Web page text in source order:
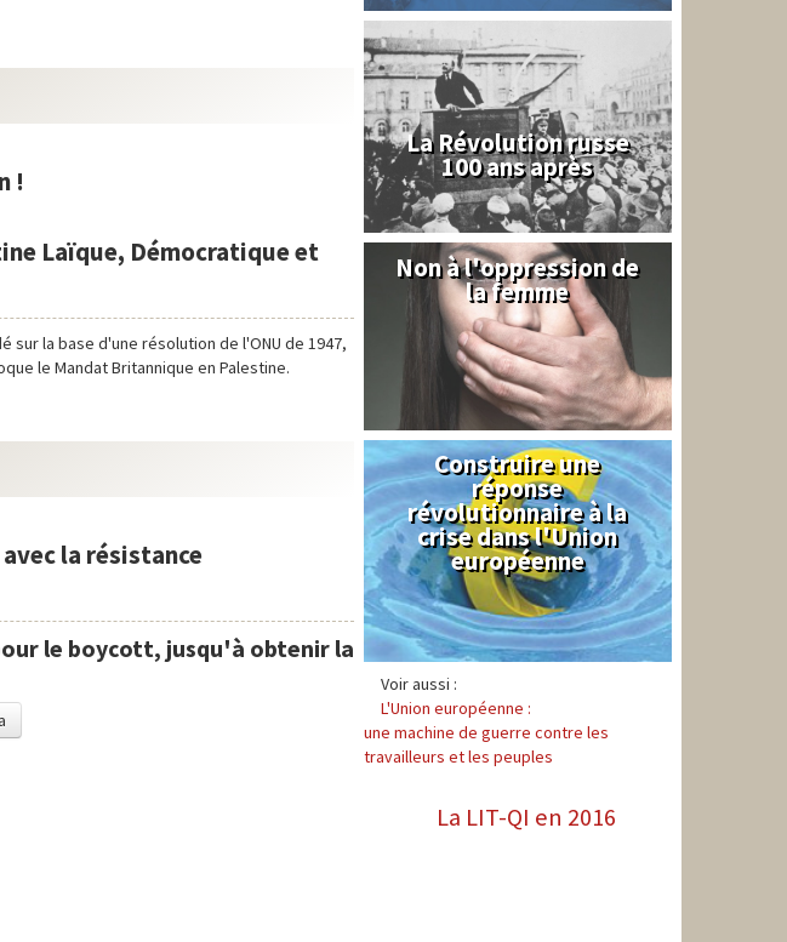
!
Laïque, Démocratique et
sur la base d'une résolution de l'ONU de 1947,
le Mandat Britannique en Palestine.
la résistance
le boycott, jusqu'à obtenir la
La Révolution russe
100 ans après
Syrie
Non à l'oppression de
la femme
Syndical
Construire une
réponse
révolutionnaire à la
crise dans l'Union
européenne
Voir aussi :
L'Union européenne :
une machine de guerre contre les
travailleurs et les peuples
La LIT-QI en 2016